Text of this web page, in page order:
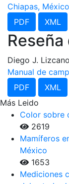
Chiapas, México
PDF
XML
Diego J. Lizcano
Manual de
PDF
XML
Más Leido
Color sobre
2619
Mamíferos
México
1653
Mediciones